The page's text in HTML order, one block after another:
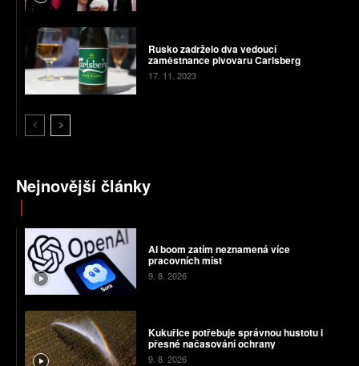
Rusko zadrželo dva vedoucí
zaměstnance pivovaru Carlsberg
17. 11. 2023
Nejnovější články
AI boom zatím neznamená více
pracovních míst
9. 8. 2026
Kukuřice potřebuje správnou hustotu i
přesné načasování ochrany
9. 8. 2026